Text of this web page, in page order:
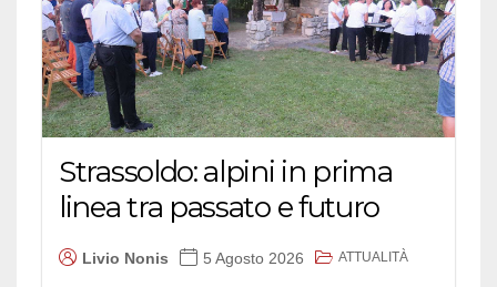
Strassoldo: alpini in prima
linea tra passato e futuro
Livio Nonis 5 Agosto 2026 ATTUALITÀ